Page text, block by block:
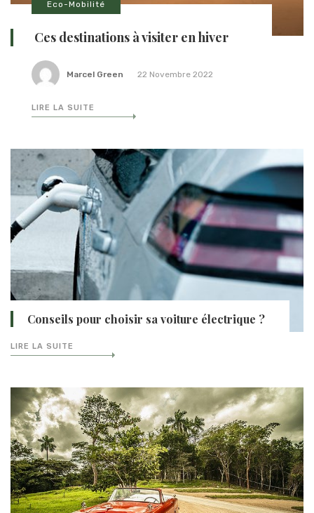
Eco-Mobilité
Ces destinations à visiter en hiver
Marcel Green 22 Novembre 2022
LIRE LA SUITE
Conseils pour choisir sa voiture électrique ?
LIRE LA SUITE